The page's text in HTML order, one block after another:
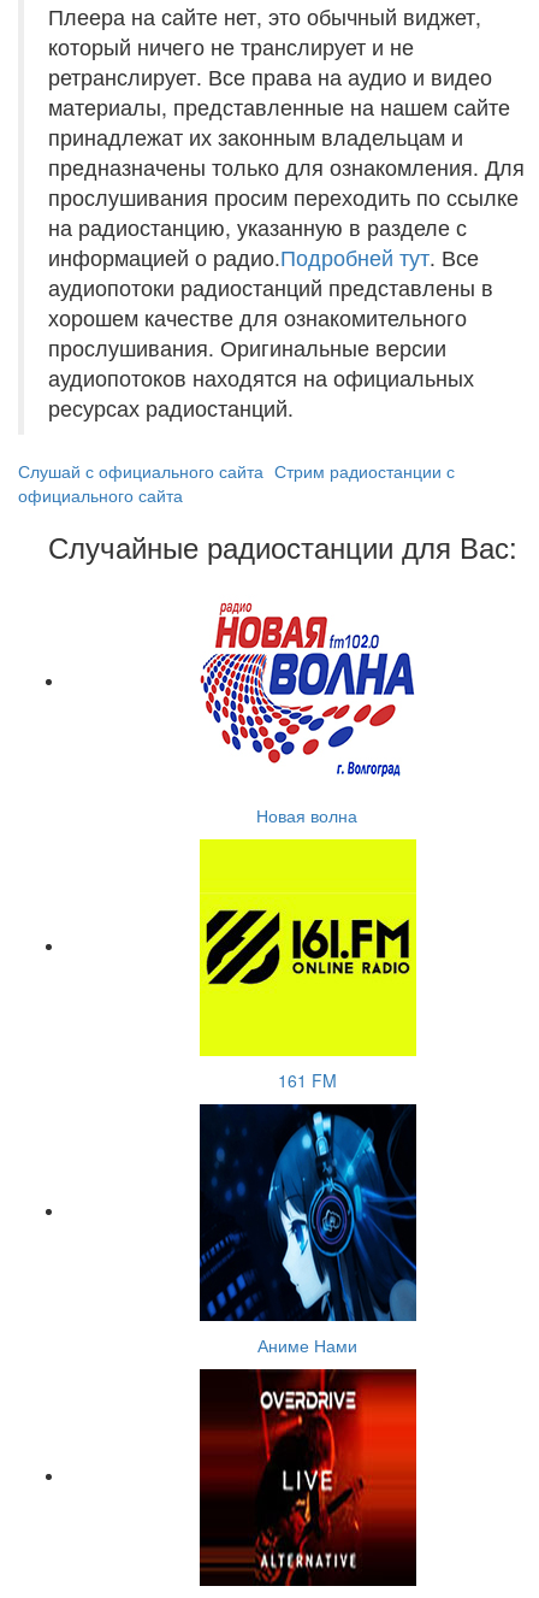
Плеера на сайте нет, это обычный виджет,
который ничего не транслирует и не
ретранслирует. Все права на аудио и видео
материалы, представленные на нашем сайте
принадлежат их законным владельцам и
предназначены только для ознакомления. Для
прослушивания просим переходить по ссылке
на радиостанцию, указанную в разделе с
информацией о радио.Подробней тут. Все
аудиопотоки радиостанций представлены в
хорошем качестве для ознакомительного
прослушивания. Оригинальные версии
аудиопотоков находятся на официальных
ресурсах радиостанций.
Слушай с официального сайта Стрим радиостанции с
официального сайта
Случайные радиостанции для Вас:
Новая волна
161 FM
Аниме Нами